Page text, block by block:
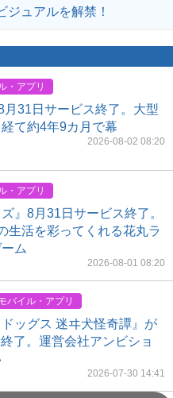
ジュアルを解禁！
・アプリ
月31日サービス終了。大型
て約4年9カ月で幕
2026-08-02 08:20
・アプリ
』8月31日サービス終了。
生活を彩ってくれる花丸ラ
ム
2026-08-01 08:20
バイル・アプリ
ドッグス 迷ヰ犬怪奇譚』が
了。運営会社アンビショ
2026-07-30 14:41